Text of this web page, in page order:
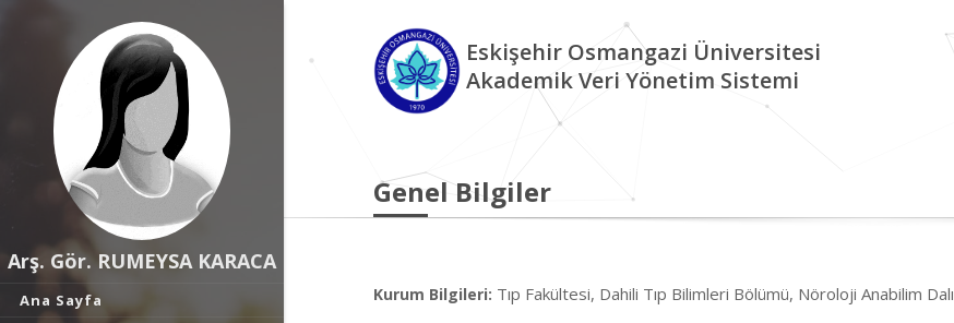
Arş. Gör. RUMEYSA KARACA
Ana Sayfa
Eskişehir Osmangazi Üniversitesi
Akademik Veri Yönetim Sistemi
Genel Bilgiler
Kurum Bilgileri: Tıp Fakültesi, Dahili Tıp Bilimleri Bölümü, Nöroloji Anabilim Dalı